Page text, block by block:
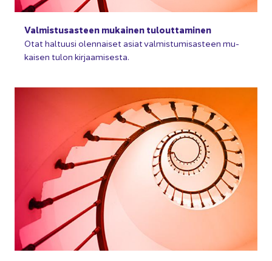
Val­mis­tusas­teen mu­kai­nen tu­lout­ta­mi­nen
Otat hal­tuusi olen­nai­set asiat val­mis­tu­mi­sas­teen mu­
kai­sen tulon kir­jaa­mi­ses­ta.